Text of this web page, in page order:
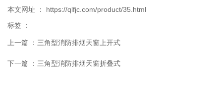
本文网址 ： https://qlfjc.com/product/35.html
标签 ：
上一篇 ： 三角型消防排烟天窗上开式
下一篇 ： 三角型消防排烟天窗折叠式